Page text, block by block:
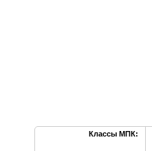
Классы МПК: